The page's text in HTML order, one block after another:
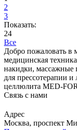
2
3
Показать:
24
Все
Добро пожаловать в
медицинская
накидки, массажные
для прессотерапии
целлюлита MED-
Связь с нами
Адрес
Москва, проспект